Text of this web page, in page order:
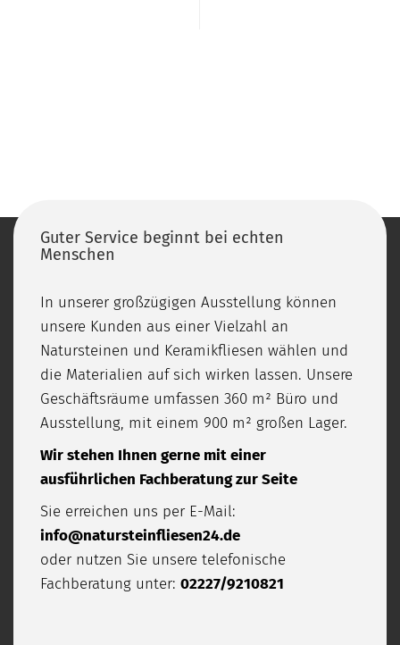
Guter Service beginnt bei echten
Menschen
In unserer großzügigen Ausstellung können
unsere Kunden aus einer Vielzahl an
Natursteinen und Keramikfliesen wählen und
die Materialien auf sich wirken lassen. Unsere
Geschäftsräume umfassen 360 m² Büro und
Ausstellung, mit einem 900 m² großen Lager.
Wir stehen Ihnen gerne mit einer
ausführlichen Fachberatung zur Seite
Sie erreichen uns per E-Mail:
info@natursteinfliesen24.de
oder nutzen Sie unsere telefonische
Fachberatung unter: 02227/9210821